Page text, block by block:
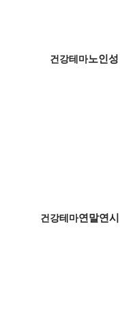
건강테마노인
건강테마연말연